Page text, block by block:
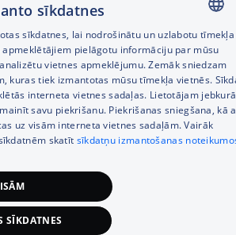
LATVIAN
RUSSIAN
ENGLISH
sīkdatnes
sīkdatnes, lai nodrošinātu un uzlabotu tīmekļa
pielāgotu informāciju par mūsu
vietnes apmeklējumu. Zemāk sniedzam
kuras tiek izmantotas mūsu tīmekļa vietnēs.
interneta vietnes sadaļas. Lietotājam
savu piekrišanu. Piekrišanas sniegšana, kā
uz visām interneta vietnes sadaļām. Vairāk
skatīt sīkdatņu izmantošanas
SĪKDATNES